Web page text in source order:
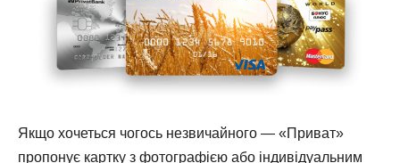
Якщо хочеться чогось незвичайного — «Приват»
пропонує картку з фотографією або індивідуальним